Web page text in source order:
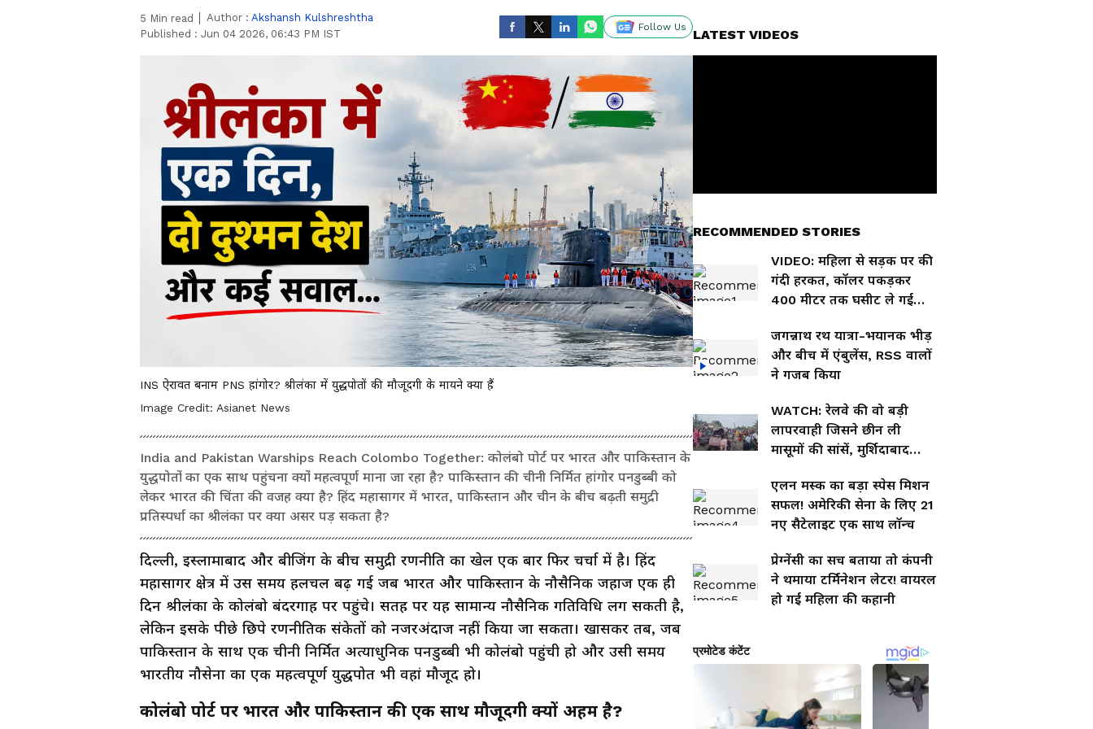
5 Min read Author : Akshansh Kulshreshtha
Published : Jun 04 2026, 06:43 PM IST
Follow Us
INS ऐरावत बनाम PNS हांगोर? श्रीलंका में युद्धपोतों की मौजूदगी के मायने क्या हैं
Image Credit: Asianet News
India and Pakistan Warships Reach Colombo Together: कोलंबो पोर्ट पर भारत और पाकिस्तान के
युद्धपोतों का एक साथ पहुंचना क्यों महत्वपूर्ण माना जा रहा है? पाकिस्तान की चीनी निर्मित हांगोर पनडुब्बी को
लेकर भारत की चिंता की वजह क्या है? हिंद महासागर में भारत, पाकिस्तान और चीन के बीच बढ़ती समुद्री
प्रतिस्पर्धा का श्रीलंका पर क्या असर पड़ सकता है?
दिल्ली, इस्लामाबाद और बीजिंग के बीच समुद्री रणनीति का खेल एक बार फिर चर्चा में है। हिंद
महासागर क्षेत्र में उस समय हलचल बढ़ गई जब भारत और पाकिस्तान के नौसैनिक जहाज एक ही
दिन श्रीलंका के कोलंबो बंदरगाह पर पहुंचे। सतह पर यह सामान्य नौसैनिक गतिविधि लग सकती है,
लेकिन इसके पीछे छिपे रणनीतिक संकेतों को नजरअंदाज नहीं किया जा सकता। खासकर तब, जब
पाकिस्तान के साथ एक चीनी निर्मित अत्याधुनिक पनडुब्बी भी कोलंबो पहुंची हो और उसी समय
भारतीय नौसेना का एक महत्वपूर्ण युद्धपोत भी वहां मौजूद हो।
कोलंबो पोर्ट पर भारत और पाकिस्तान की एक साथ मौजूदगी क्यों अहम है?
LATEST VIDEOS
RECOMMENDED STORIES
VIDEO: महिला से सड़क पर की
गंदी हरकत, कॉलर पकड़कर
400 मीटर तक घसीट ले गई
जगन्नाथ रथ यात्रा-भयानक भीड़
और बीच में एंबुलेंस, RSS वालों
ने गजब किया
WATCH: रेलवे की वो बड़ी
लापरवाही जिसने छीन ली
मासूमों की सांसें, मुर्शिदाबाद
एलन मस्क का बड़ा स्पेस मिशन
सफल! अमेरिकी सेना के लिए 21
नए सैटेलाइट एक साथ लॉन्च
प्रेग्नेंसी का सच बताया तो कंपनी
ने थमाया टर्मिनेशन लेटर! वायरल
हो गई महिला की कहानी